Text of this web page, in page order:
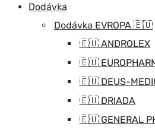
Dodávka
Dodávka EVROPA 🇪🇺
🇪🇺 ANDROLEX
🇪🇺
🇪🇺 DEUS-
🇪🇺 DRIADA
🇪🇺 GENERAL